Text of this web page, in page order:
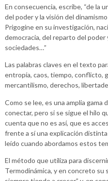
En consecuencia, escribe, “de la
del poder y la visión del
Prigogine en su investigación,
democracia, del reparto del
sociedades…”
Las palabras claves en el texto
entropía, caos, tiempo, conflicto,
mercantilismo, derechos,
Como se lee, es una amplia gama
conectar, pero si se sigue el hilo
cuenta que no es así, que es
frente a sí una explicación
leído cuando abordamos estos
El método que utiliza para
Termodinámica, y en concreto su